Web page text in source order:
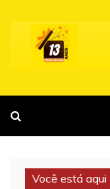
content
Você está aqui